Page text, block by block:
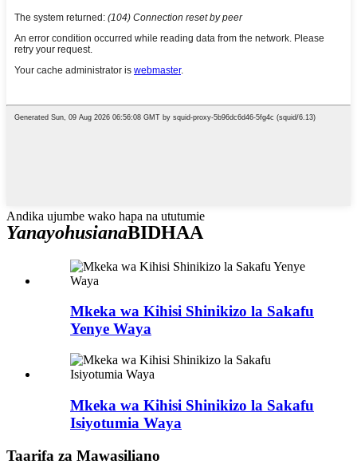
Andika ujumbe wako hapa na ututumie
YanayohusianaBIDHAA
Mkeka wa Kihisi Shinikizo la Sakafu
Yenye Waya
Mkeka wa Kihisi Shinikizo la Sakafu
Isiyotumia Waya
Taarifa za Mawasiliano